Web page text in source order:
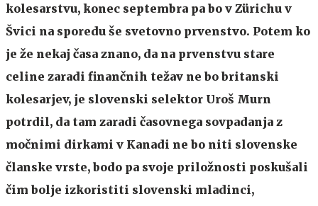
kolesarstvu, konec septembra pa bo v Zürichu v
Švici na sporedu še svetovno prvenstvo. Potem ko
je že nekaj časa znano, da na prvenstvu stare
celine zaradi finančnih težav ne bo britanski
kolesarjev, je slovenski selektor Uroš Murn
potrdil, da tam zaradi časovnega sovpadanja z
močnimi dirkami v Kanadi ne bo niti slovenske
članske vrste, bodo pa svoje priložnosti poskušali
čim bolje izkoristiti slovenski mladinci,